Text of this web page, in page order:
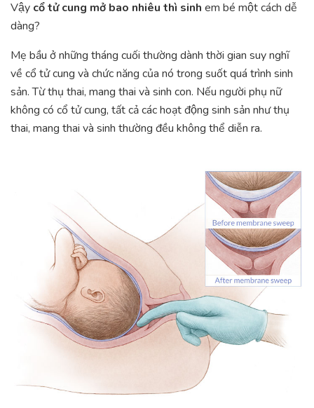
Vậy cổ tử cung mở bao nhiêu thì sinh em bé một cách dễ
dàng?
Mẹ bầu ở những tháng cuối thường dành thời gian suy nghĩ
về cổ tử cung và chức năng của nó trong suốt quá trình sinh
sản. Từ thụ thai, mang thai và sinh con. Nếu người phụ nữ
không có cổ tử cung, tất cả các hoạt động sinh sản như thụ
thai, mang thai và sinh thường đều không thể diễn ra.